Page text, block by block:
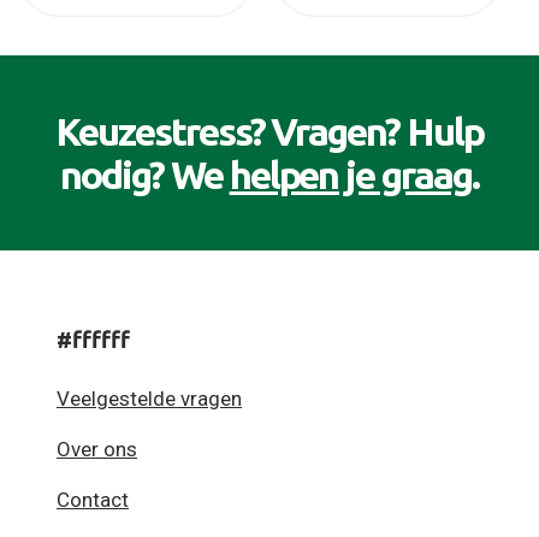
Keuzestress? Vragen? Hulp
nodig? Wehelpen je graag.
#ffffff
Veelgestelde vragen
Over ons
Contact